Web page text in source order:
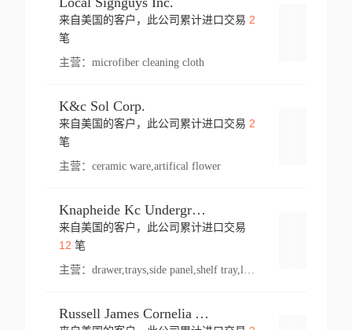
来自美国的客户，此公司累计进口交易 2
笔
主营： microfiber cleaning cloth
K&c Sol Corp.
来自美国的客户，此公司累计进口交易 2
笔
主营： ceramic ware,artifical flower
Knapheide Kc Underground
来自美国的客户，此公司累计进口交易
12 笔
主营：
Russell James Cornelia Arlington Va